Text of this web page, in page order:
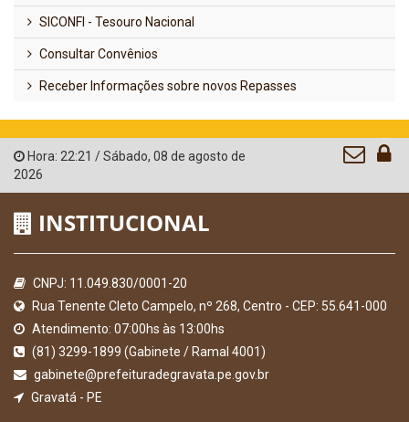
SICONFI - Tesouro Nacional
Consultar Convênios
Receber Informações sobre novos Repasses
Hora: 22:21 /Sábado, 08 de agosto de
2026
INSTITUCIONAL
CNPJ: 11.049.830/0001-20
Rua Tenente Cleto Campelo, nº 268, Centro - CEP: 55.641-000
Atendimento: 07:00hs às 13:00hs
(81) 3299-1899 (Gabinete / Ramal 4001)
gabinete@prefeituradegravata.pe.gov.br
Gravatá - PE